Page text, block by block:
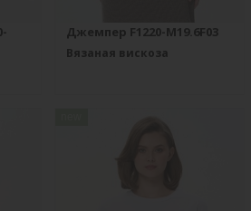
Джемпер F1220-M19.6F03
Вязаная вискоза